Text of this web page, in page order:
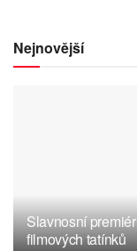
Nejnovější
Slavnosní
filmových tatínků